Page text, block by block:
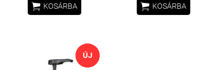
 KOSÁRBA  KOSÁRBA
ÚJ